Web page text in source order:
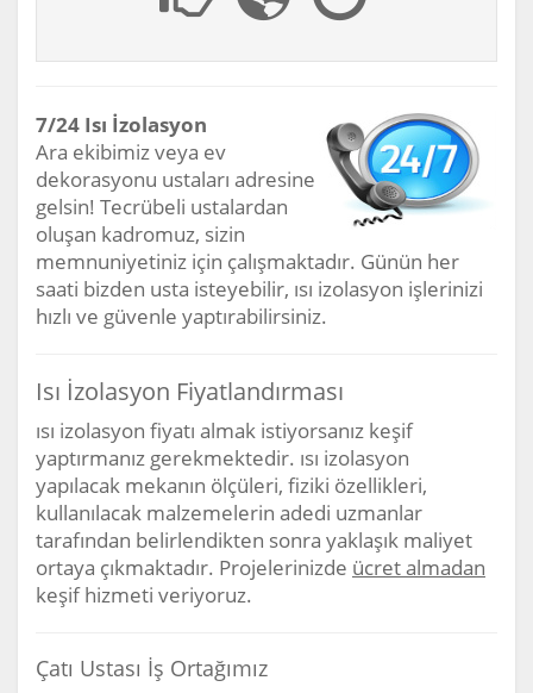
7/24 Isı İzolasyon
Ara ekibimiz veya ev
dekorasyonu ustaları adresine
gelsin! Tecrübeli ustalardan
oluşan kadromuz, sizin
memnuniyetiniz için çalışmaktadır. Günün her
saati bizden usta isteyebilir, ısı izolasyon işlerinizi
hızlı ve güvenle yaptırabilirsiniz.
Isı İzolasyon Fiyatlandırması
ısı izolasyon fiyatı almak istiyorsanız keşif
yaptırmanız gerekmektedir. ısı izolasyon
yapılacak mekanın ölçüleri, fiziki özellikleri,
kullanılacak malzemelerin adedi uzmanlar
tarafından belirlendikten sonra yaklaşık maliyet
ortaya çıkmaktadır. Projelerinizde ücret almadan
keşif hizmeti veriyoruz.
Çatı Ustası İş Ortağımız